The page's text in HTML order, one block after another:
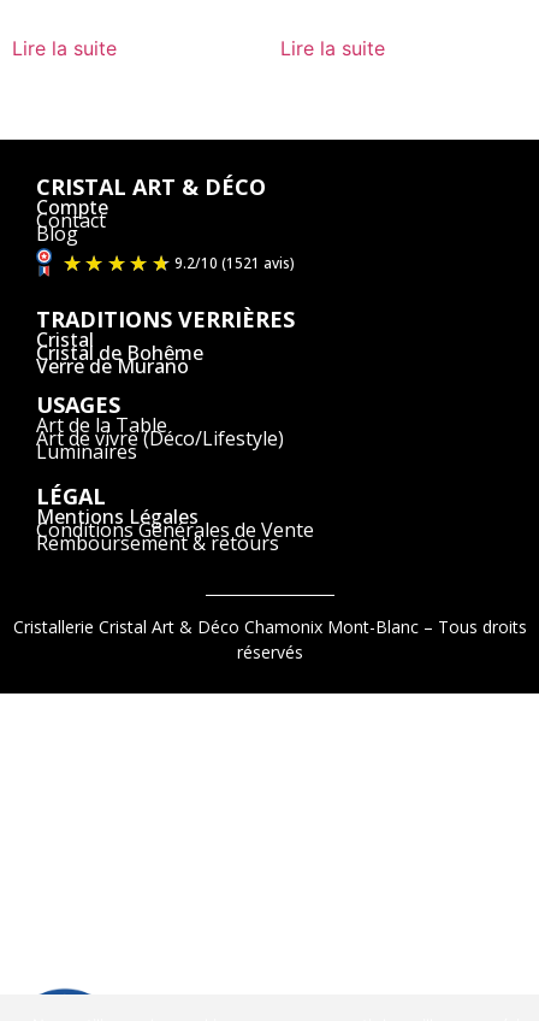
Lire la suite Lire la suite
CRISTAL ART & DÉCO
Compte
Contact
Blog
9.2/10(1521 avis)
TRADITIONS VERRIÈRES
Cristal
Cristal de Bohême
Verre de Murano
USAGES
Art de la Table
Art de vivre (Déco/Lifestyle)
Luminaires
LÉGAL
Mentions Légales
Conditions Générales de Vente
Remboursement & retours
Cristallerie Cristal Art & Déco Chamonix Mont-Blanc – Tous droits
réservés